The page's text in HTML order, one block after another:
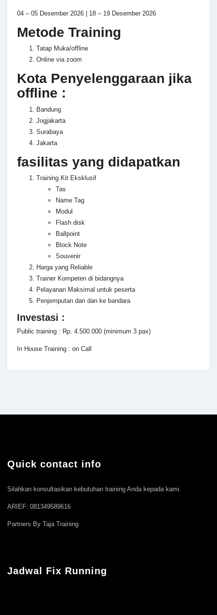
04 – 05 Desember 2026 | 18 – 19 Desember 2026
Metode Training
Tatap Muka/offline
Online via zoom
Kota Penyelenggaraan jika
offline :
Bandung
Jogjakarta
Surabaya
Jakarta
fasilitas yang didapatkan
Training Kit Eksklusif
Tas
Name Tag
Modul
Flash disk
Ballpoint
Block Note
Souvenir
Harga yang Reliable
Trainer Kompeten di bidangnya
Pelayanan Maksimal untuk peserta
Penjemputan dari dan ke bandara
Investasi :
Public training : Rp. 4.500.000 (minimum 3 pax)
In House Training : on Call
Quick contact info
Silahkan konsultasikan kebutuhan training Anda kepada kami.
ARIEF: 081349589616
Partners By Taja Training
Jadwal Fix Running